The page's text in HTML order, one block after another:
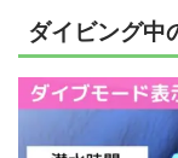
ダイビング中